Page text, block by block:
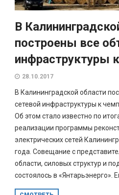
В
построены все
инфраструктуры
28.10.2017
В Калининградской области
сетевой инфраструктуры к
Об этом стало известно по
реализации программы
электрических сетей
года. Совещание с
области, силовых структур и
состоялось в «Янтарьэнерго».